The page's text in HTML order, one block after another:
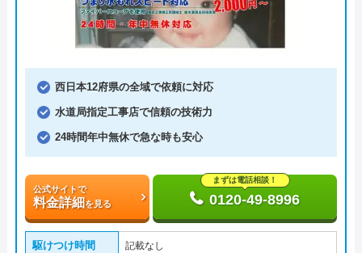
西日本12府県の全域で依頼に対応
水道局指定工事店で信頼の技術力
24時間年中無休で急な時も安心
公式サイトで
料金詳細を見る
まずは電話相談！
0120-49-8996
駆けつけ時間 記載なし